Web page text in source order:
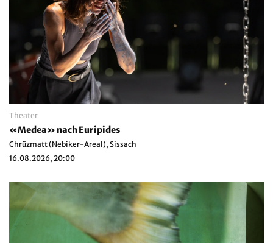
Theater
«Medea» nach Euripides
Chrüzmatt (Nebiker-Areal), Sissach
16.08.2026, 20:00